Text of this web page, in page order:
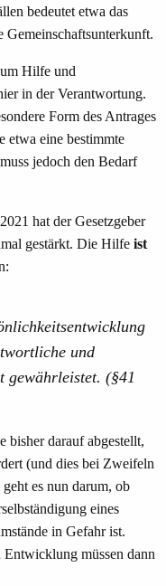
bedeutet etwa das
Gemeinschaftsunterkunft.
Hilfe und
in der Verantwortung.
Form des Antrages
etwa eine bestimmte
jedoch den Bedarf
hat der Gesetzgeber
gestärkt. Die Hilfe ist
und
gewährleistet. (§41
bisher darauf abgestellt,
(und dies bei Zweifeln
es nun darum, ob
eines
in Gefahr ist.
müssen dann